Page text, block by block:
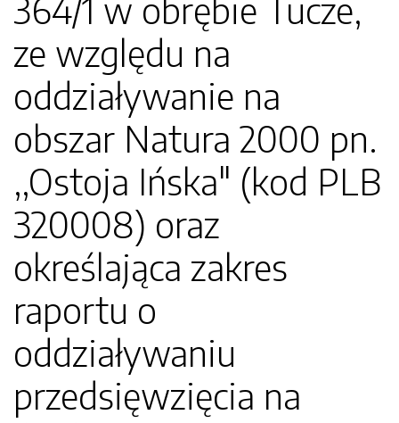
364/1 w obrębie Tucze,
ze względu na
oddziaływanie na
obszar Natura 2000 pn.
,,Ostoja Ińska" (kod PLB
320008) oraz
określająca zakres
raportu o
oddziaływaniu
przedsięwzięcia na